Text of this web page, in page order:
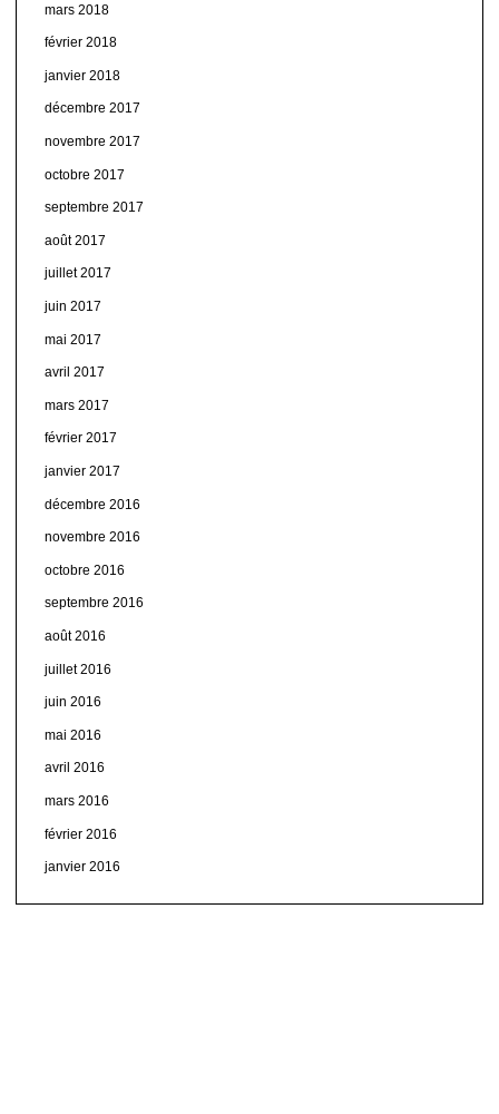
mars 2018
février 2018
janvier 2018
décembre 2017
novembre 2017
octobre 2017
septembre 2017
août 2017
juillet 2017
juin 2017
mai 2017
avril 2017
mars 2017
février 2017
janvier 2017
décembre 2016
novembre 2016
octobre 2016
septembre 2016
août 2016
juillet 2016
juin 2016
mai 2016
avril 2016
mars 2016
février 2016
janvier 2016